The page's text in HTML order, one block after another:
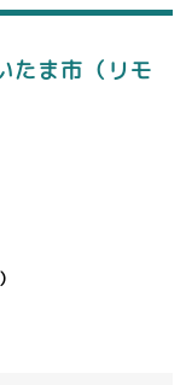
たま市（リモ